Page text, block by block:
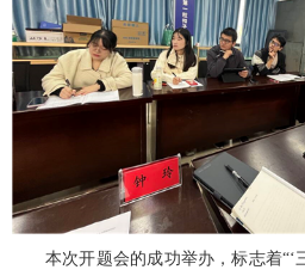
本次开题会的成功举办，标志着“‘